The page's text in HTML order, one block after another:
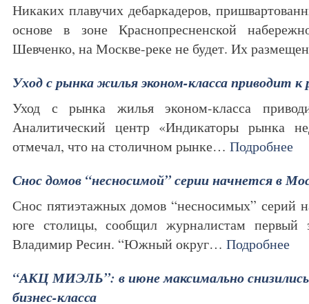
Никаких плавучих дебаркадеров,
основе в зоне Краснопресненской
Шевченко, на Москве-реке не будет. Их
Уход с рынка жилья эконом-класса приводит к
Уход с рынка жилья эконом-класса
Аналитический центр «Индикаторы рынка
отмечал, что на столичном рынке… Подробнее
Снос домов “несносимой” серии начнется в
Снос пятиэтажных домов “несносимых” серий
юге столицы, сообщил журналистам первый
Владимир Ресин. “Южный округ… Подробнее
“АКЦ МИЭЛЬ”: в июне максимально
бизнес-класса